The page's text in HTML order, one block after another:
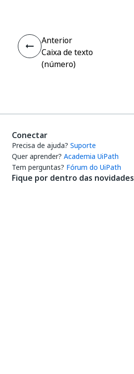
Anterior
Caixa de texto
(número)
Conectar
Precisa de ajuda? Suporte
Quer aprender? Academia UiPath
Tem perguntas? Fórum do UiPath
Fique por dentro das novidades